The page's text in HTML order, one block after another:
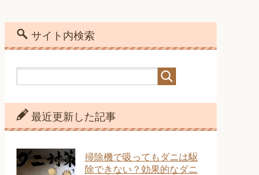
サイト内検索
最近更新した記事
掃除機で吸ってもダニは駆
除できない？効果的なダニ